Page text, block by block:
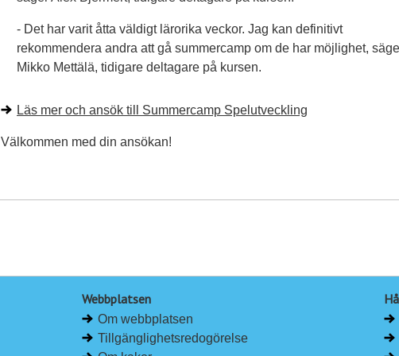
- Det har varit åtta väldigt lärorika veckor. Jag kan definitivt
rekommendera andra att gå summercamp om de har möjlighet,
Mikko Mettälä, tidigare deltagare på kursen.
Läs mer och ansök till Summercamp Spelutveckling
Välkommen med din ansökan!
Webbplatsen
Om webbplatsen
Tillgänglighetsredogörelse